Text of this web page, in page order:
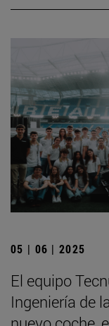
05 | 06 | 2025
El equipo
Ingeniería de